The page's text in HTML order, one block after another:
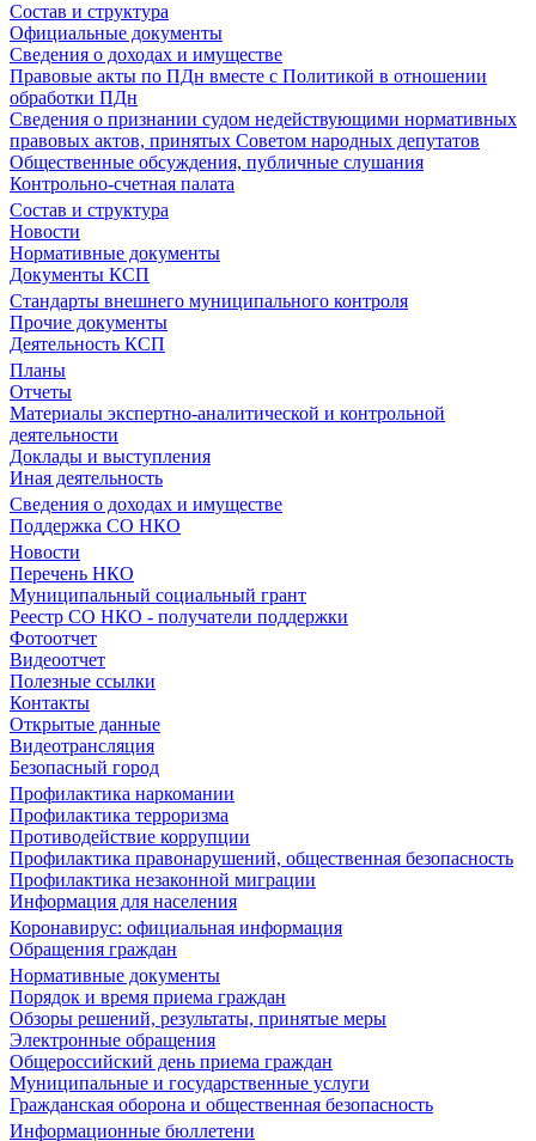
Состав и структура
Официальные документы
Сведения о доходах и имуществе
Правовые акты по ПДн вместе с Политикой в отношении
обработки ПДн
Сведения о признании судом недействующими нормативных
правовых актов, принятых Советом народных депутатов
Общественные обсуждения, публичные слушания
Контрольно-счетная палата
Состав и структура
Новости
Нормативные документы
Документы КСП
Стандарты внешнего муниципального контроля
Прочие документы
Деятельность КСП
Планы
Отчеты
Материалы экспертно-аналитической и контрольной
деятельности
Доклады и выступления
Иная деятельность
Сведения о доходах и имуществе
Поддержка СО НКО
Новости
Перечень НКО
Муниципальный социальный грант
Реестр СО НКО - получатели поддержки
Фотоотчет
Видеоотчет
Полезные ссылки
Контакты
Открытые данные
Видеотрансляция
Безопасный город
Профилактика наркомании
Профилактика терроризма
Противодействие коррупции
Профилактика правонарушений, общественная безопасность
Профилактика незаконной миграции
Информация для населения
Коронавирус: официальная информация
Обращения граждан
Нормативные документы
Порядок и время приема граждан
Обзоры решений, результаты, принятые меры
Электронные обращения
Общероссийский день приема граждан
Муниципальные и государственные услуги
Гражданская оборона и общественная безопасность
Информационные бюллетени